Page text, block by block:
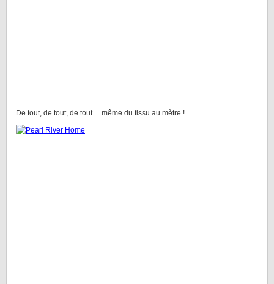
De tout, de tout, de tout… même du tissu au mètre !